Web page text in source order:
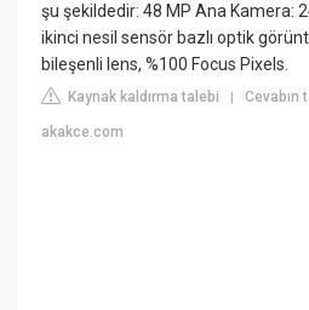
şu şekildedir: 48 MP Ana Kamera:
ikinci nesil sensör bazlı optik
bileşenli lens, %100 Focus Pixels.
Kaynak kaldırma talebi |Cevabın
akakce.com